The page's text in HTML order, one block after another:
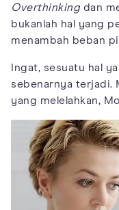
Overthinkingdan
bukanlah hal yang
menambah beban
Ingat, sesuatu hal
sebenarnya terjadi.
yang melelahkan,